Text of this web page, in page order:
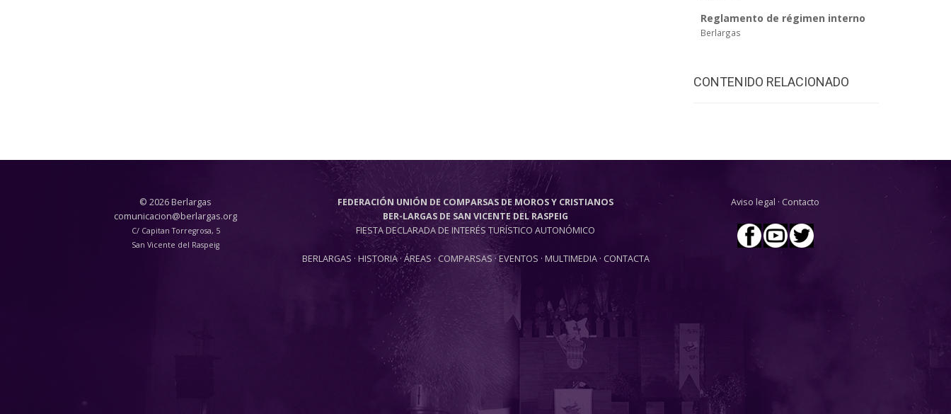
Reglamento de régimen interno
Berlargas
CONTENIDO RELACIONADO
© 2026 Berlargas
comunicacion@berlargas.org
C/ Capitan Torregrosa, 5
San Vicente del Raspeig
FEDERACIÓN UNIÓN DE COMPARSAS DE MOROS Y CRISTIANOS
BER-LARGAS DE SAN VICENTE DEL RASPEIG
FIESTA DECLARADA DE INTERÉS TURÍSTICO AUTONÓMICO
BERLARGAS ·HISTORIA· ÁREAS · COMPARSAS ·EVENTOS · MULTIMEDIA· CONTACTA
Aviso legal · Contacto